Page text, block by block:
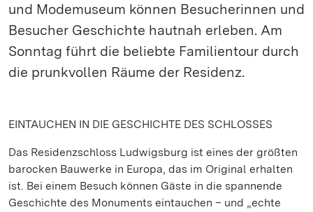
und Modemuseum können Besucherinnen und
Besucher Geschichte hautnah erleben. Am
Sonntag führt die beliebte Familientour durch
die prunkvollen Räume der Residenz.
EINTAUCHEN IN DIE GESCHICHTE DES SCHLOSSES
Das Residenzschloss Ludwigsburg ist eines der größten
barocken Bauwerke in Europa, das im Original erhalten
ist. Bei einem Besuch können Gäste in die spannende
Geschichte des Monuments eintauchen – und „echte